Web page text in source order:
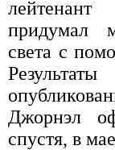
придумал
света с
Джорнэл
спустя, в